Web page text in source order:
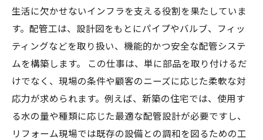
生活に欠かせないインフラを支える役割を果たしていま
す。配管工は、設計図をもとにパイプやバルブ、フィッ
ティングなどを取り扱い、機能的かつ安全な配管システ
ムを構築します。 この仕事は、単に部品を取り付けるだ
けでなく、現場の条件や顧客のニーズに応じた柔軟な対
応力が求められます。例えば、新築の住宅では、使用す
る水の量や種類に応じた最適な配管設計が必要ですし、
リフォーム現場では既存の設備との調和を図るための工